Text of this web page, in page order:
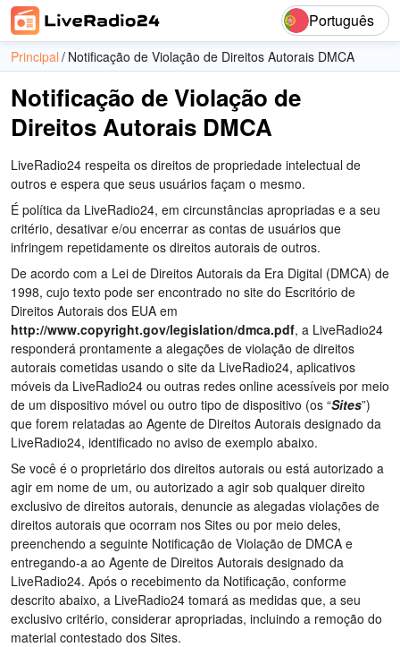
Português
Principal Notificação de Violação de Direitos Autorais DMCA
Notificação de Violação de
Direitos Autorais DMCA
LiveRadio24 respeita os direitos de propriedade intelectual de
outros e espera que seus usuários façam o mesmo.
É política da LiveRadio24, em circunstâncias apropriadas e a seu
critério, desativar e/ou encerrar as contas de usuários que
infringem repetidamente os direitos autorais de outros.
De acordo com a Lei de Direitos Autorais da Era Digital (DMCA) de
1998, cujo texto pode ser encontrado no site do Escritório de
Direitos Autorais dos EUA em
http://www.copyright.gov/legislation/dmca.pdf, a LiveRadio24
responderá prontamente a alegações de violação de direitos
autorais cometidas usando o site da LiveRadio24, aplicativos
móveis da LiveRadio24 ou outras redes online acessíveis por meio
de um dispositivo móvel ou outro tipo de dispositivo (os “Sites”)
que forem relatadas ao Agente de Direitos Autorais designado da
LiveRadio24, identificado no aviso de exemplo abaixo.
Se você é o proprietário dos direitos autorais ou está autorizado a
agir em nome de um, ou autorizado a agir sob qualquer direito
exclusivo de direitos autorais, denuncie as alegadas violações de
direitos autorais que ocorram nos Sites ou por meio deles,
preenchendo a seguinte Notificação de Violação de DMCA e
entregando-a ao Agente de Direitos Autorais designado da
LiveRadio24. Após o recebimento da Notificação, conforme
descrito abaixo, a LiveRadio24 tomará as medidas que, a seu
exclusivo critério, considerar apropriadas, incluindo a remoção do
material contestado dos Sites.